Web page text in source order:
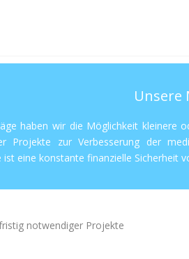
Unsere
haben wir die Möglichkeit kleinere
Projekte zur Verbesserung der
ist eine konstante finanzielle Sicherheit
notwendiger Projekte